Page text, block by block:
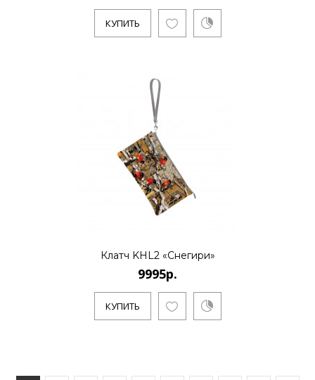
КУПИТЬ
Клатч KHL2 «Снегири»
9995р.
КУПИТЬ